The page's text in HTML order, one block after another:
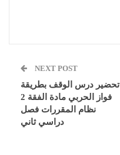
NEXT POST
تحضير درس الوقف بطريقة
فواز الحربي مادة الفقة 2
نظام المقررات فصل
دراسي ثاني